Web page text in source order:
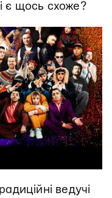
є щось схоже?
ведучі